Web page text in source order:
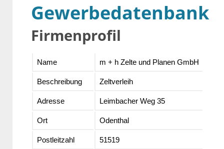
Gewerbedatenbank
Firmenprofil
Name m + h Zelte und Planen GmbH
Beschreibung Zeltverleih
Adresse Leimbacher Weg 35
Ort Odenthal
Postleitzahl 51519